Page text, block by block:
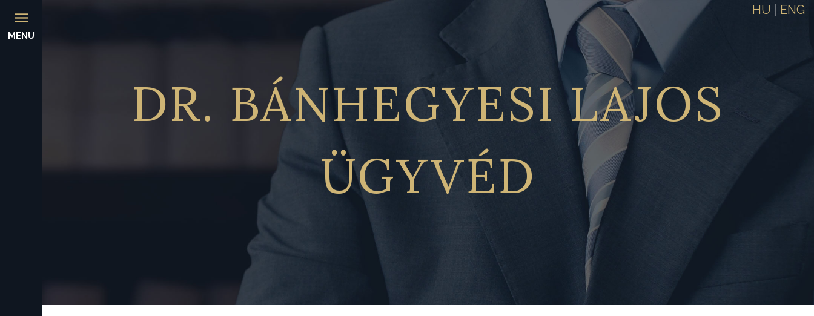
MENU
HU ENG
DR. BÁNHEGYESI LAJOS
ÜGYVÉD